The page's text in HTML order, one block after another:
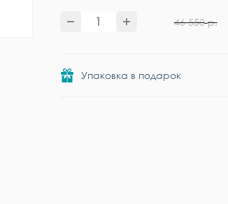
46 550 р.
Упаковка в подарок